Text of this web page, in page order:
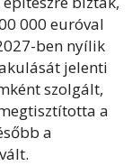
000 euróval
ben nyílik
jelenti
szolgált,
a
a